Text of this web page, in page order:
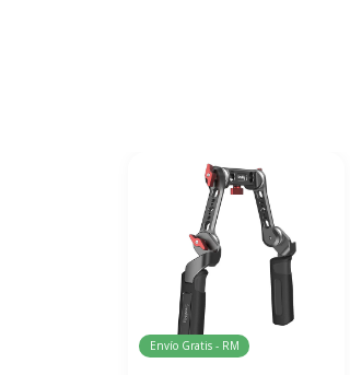
Envío Gratis - RM